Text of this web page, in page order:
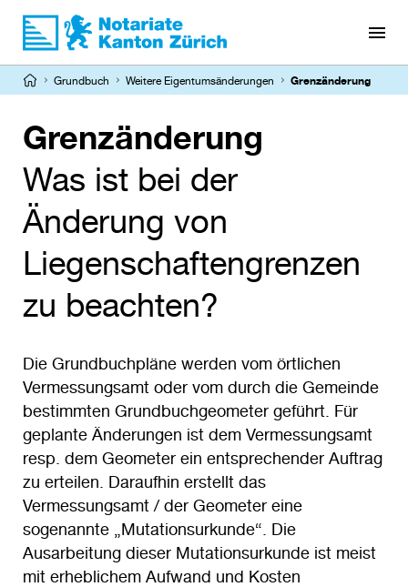
Direkt
zum
Pfadnavigation
Grundbuch Weitere Eigentumsänderungen Grenzänderung
Grenzänderung
Was ist bei der
Änderung von
Liegenschaftengrenzen
zu beachten?
Die Grundbuchpläne werden vom örtlichen
Vermessungsamt oder vom durch die Gemeinde
bestimmten Grundbuchgeometer geführt. Für
geplante Änderungen ist dem Vermessungsamt
resp. dem Geometer ein entsprechender Auftrag
zu erteilen. Daraufhin erstellt das
Vermessungsamt / der Geometer eine
sogenannte „Mutationsurkunde“. Die
Ausarbeitung dieser Mutationsurkunde ist meist
mit erheblichem Aufwand und Kosten